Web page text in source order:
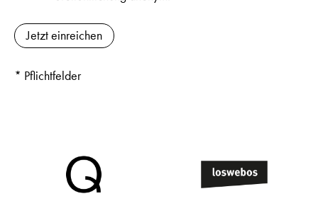
* Pflichtfelder